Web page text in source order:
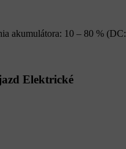
akumulátora: 10 – 80 % (DC:
Elektrické